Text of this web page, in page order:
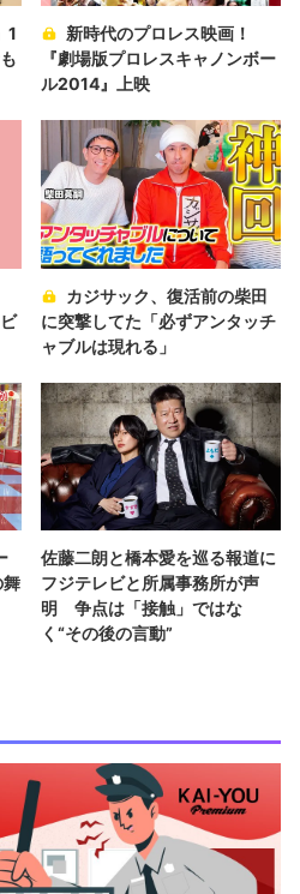
1
新時代のプロレス映画！
『劇場版プロレスキャノンボー
ル2014』上映
カジサック、復活前の柴田
に突撃してた「必ずアンタッチ
ャブルは現れる」
舞
佐藤二朗と橋本愛を巡る報道に
フジテレビと所属事務所が声
明 争点は「接触」ではな
く“その後の言動”